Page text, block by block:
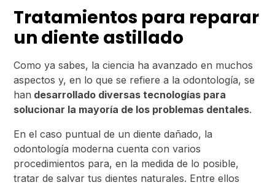
Tratamientos para reparar
un diente astillado
Como ya sabes, la ciencia ha avanzado en muchos
aspectos y, en lo que se refiere a la odontología, se
han desarrollado diversas tecnologías para
solucionar la mayoría de los problemas dentales.
En el caso puntual de un diente dañado, la
odontología moderna cuenta con varios
procedimientos para, en la medida de lo posible,
tratar de salvar tus dientes naturales. Entre ellos